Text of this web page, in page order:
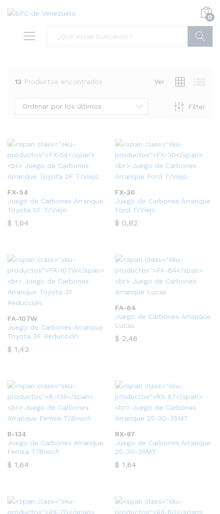
0
13 Productos encontrados Ver
Filter
Ordenar por los últimos
FX-54
Juego de Carbones Arranque
Toyota 2F T/Viejo
$ 1,64
FX-30
Juego de Carbones Arranque
Ford T/Viejo
$ 0,82
FA-107W
Juego de Carbones Arranque
Toyota 3F Reducción
$ 1,43
FA-64
Juego de Carbones Arranque
Lucas
$ 2,46
B-134
Juego de Carbones Arranque
Femsa T/Bosch
$ 1,64
RX-87
Juego de Carbones Arranque
25-30-35MT
$ 1,64